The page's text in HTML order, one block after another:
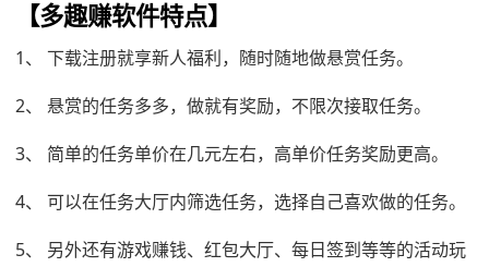
【多趣赚软件特点】
1、 下载注册就享新人福利，随时随地做悬赏任务。
2、 悬赏的任务多多，做就有奖励，不限次接取任务。
3、 简单的任务单价在几元左右，高单价任务奖励更高。
4、 可以在任务大厅内筛选任务，选择自己喜欢做的任务。
5、 另外还有游戏赚钱、红包大厅、每日签到等等的活动玩